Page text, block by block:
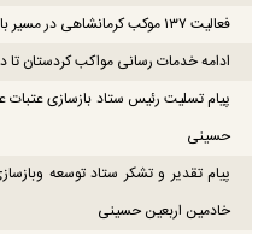
فعالیت ۱۳۷ موکب کرمانشاهی در مسیر بازگشت زوار اربعین
ادامه خدمات رسانی مواکب کردستان تا
پیام تسلیت رئیس ستاد بازسازی عتبات
حسینی
پیام تقدیر و تشکر ستاد توسعه
خادمین اربعین حسینی